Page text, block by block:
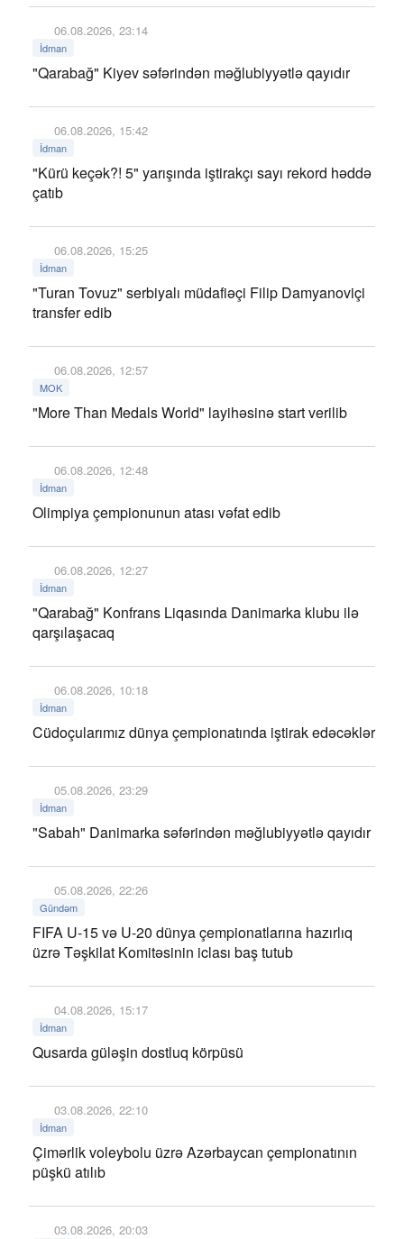
06.08.2026, 23:14
İdman
"Qarabağ" Kiyev səfərindən məğlubiyyətlə qayıdır
06.08.2026, 15:42
İdman
"Kürü keçək?! 5" yarışında iştirakçı sayı rekord həddə
çatıb
06.08.2026, 15:25
İdman
"Turan Tovuz" serbiyalı müdafiəçi Filip Damyanoviçi
transfer edib
06.08.2026, 12:57
MOK
"More Than Medals World" layihəsinə start verilib
06.08.2026, 12:48
İdman
Olimpiya çempionunun atası vəfat edib
06.08.2026, 12:27
İdman
"Qarabağ" Konfrans Liqasında Danimarka klubu ilə
qarşılaşacaq
06.08.2026, 10:18
İdman
Cüdoçularımız dünya çempionatında iştirak edəcəklər
05.08.2026, 23:29
İdman
"Sabah" Danimarka səfərindən məğlubiyyətlə qayıdır
05.08.2026, 22:26
Gündəm
FIFA U-15 və U-20 dünya çempionatlarına hazırlıq
üzrə Təşkilat Komitəsinin iclası baş tutub
04.08.2026, 15:17
İdman
Qusarda güləşin dostluq körpüsü
03.08.2026, 22:10
İdman
Çimərlik voleybolu üzrə Azərbaycan çempionatının
püşkü atılıb
03.08.2026, 20:03